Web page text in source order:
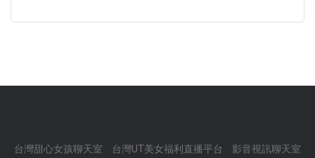
台灣甜心女孩聊天室 台灣UT美女福利直播平台
影音視訊聊天室